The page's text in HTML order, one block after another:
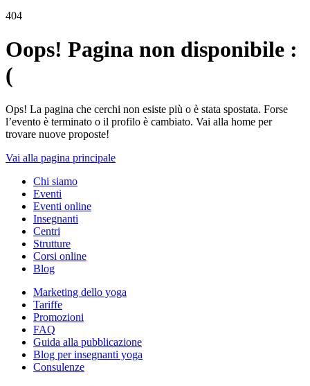
404
Oops! Pagina non disponibile :
(
Ops! La pagina che cerchi non esiste più o è stata spostata. Forse
l’evento è terminato o il profilo è cambiato. Vai alla home per
trovare nuove proposte!
Vai alla pagina principale
Chi siamo
Eventi
Eventi online
Insegnanti
Centri
Strutture
Corsi online
Blog
Marketing dello yoga
Tariffe
Promozioni
FAQ
Guida alla pubblicazione
Blog per insegnanti yoga
Consulenze